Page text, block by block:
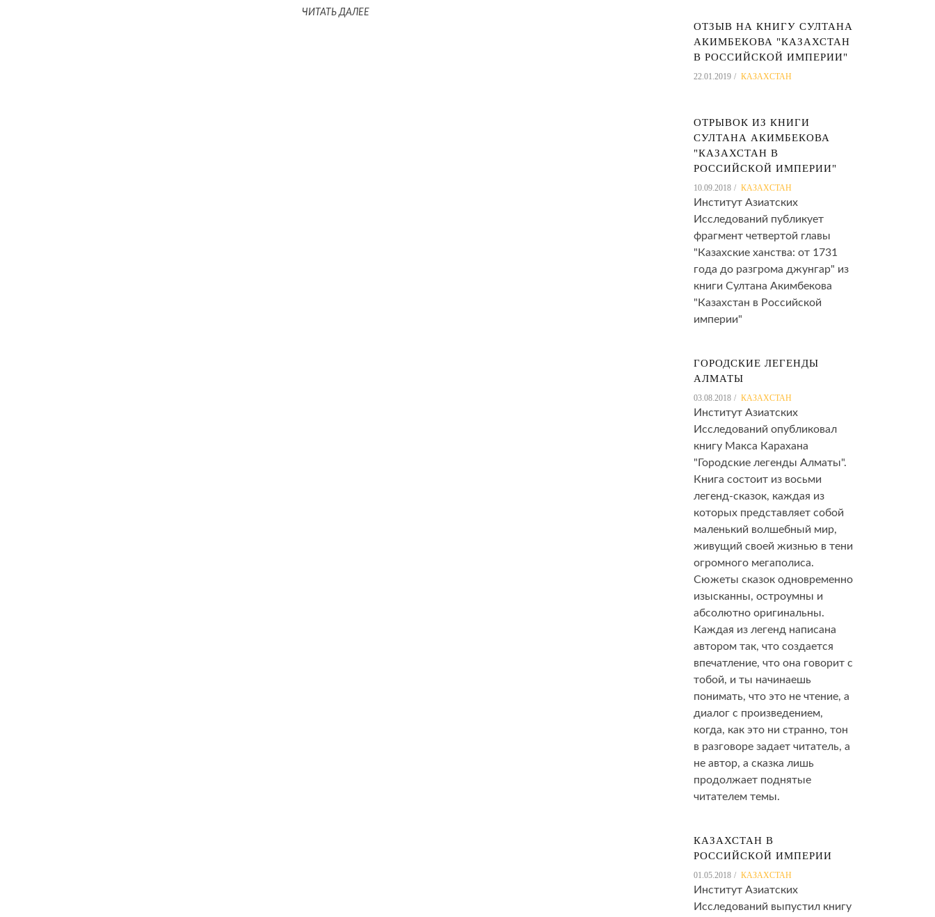
ЧИТАТЬ ДАЛЕЕ
ОТЗЫВ НА КНИГУ СУЛТАНА
АКИМБЕКОВА "КАЗАХСТАН
В РОССИЙСКОЙ ИМПЕРИИ"
22.01.2019 КАЗАХСТАН
ОТРЫВОК ИЗ КНИГИ
СУЛТАНА АКИМБЕКОВА
"КАЗАХСТАН В
РОССИЙСКОЙ ИМПЕРИИ"
10.09.2018 КАЗАХСТАН
Институт Азиатских
Исследований публикует
фрагмент четвертой главы
"Казахские ханства: от 1731
года до разгрома джунгар" из
книги Султана Акимбекова
"Казахстан в Российской
империи"
ГОРОДСКИЕ ЛЕГЕНДЫ
АЛМАТЫ
03.08.2018 КАЗАХСТАН
Институт Азиатских
Исследований опубликовал
книгу Макса Карахана
"Городские легенды Алматы".
Книга состоит из восьми
легенд-сказок, каждая из
которых представляет собой
маленький волшебный мир,
живущий своей жизнью в тени
огромного мегаполиса.
Сюжеты сказок одновременно
изысканны, остроумны и
абсолютно оригинальны.
Каждая из легенд написана
автором так, что создается
впечатление, что она говорит с
тобой, и ты начинаешь
понимать, что это не чтение, а
диалог с произведением,
когда, как это ни странно, тон
в разговоре задает читатель, а
не автор, а сказка лишь
продолжает поднятые
читателем темы.
КАЗАХСТАН В
РОССИЙСКОЙ ИМПЕРИИ
01.05.2018 КАЗАХСТАН
Институт Азиатских
Исследований выпустил книгу